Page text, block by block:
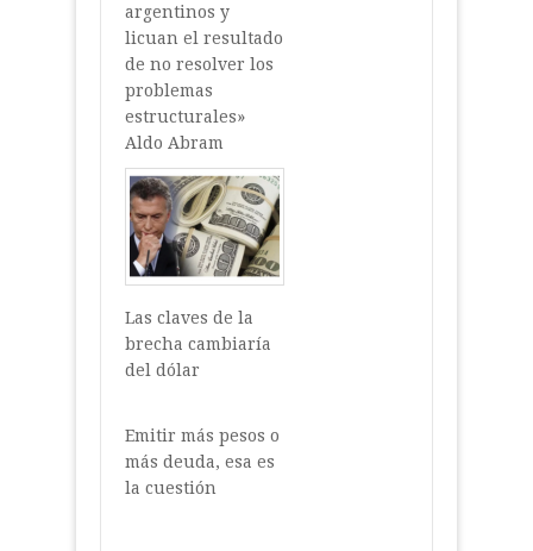
argentinos y
licuan el resultado
de no resolver los
problemas
estructurales»
Aldo Abram
Las claves de la
brecha cambiaría
del dólar
Emitir más pesos o
más deuda, esa es
la cuestión